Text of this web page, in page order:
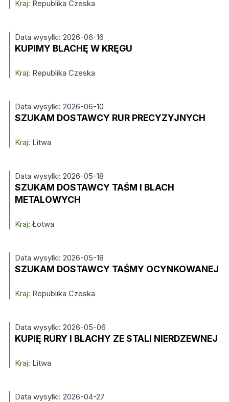
Kraj: Republika Czeska
Data wysylki: 2026-06-16
KUPIMY BLACHĘ W KRĘGU
Kraj: Republika Czeska
Data wysylki: 2026-06-10
SZUKAM DOSTAWCY RUR PRECYZYJNYCH
Kraj: Litwa
Data wysylki: 2026-05-18
SZUKAM DOSTAWCY TAŚM I BLACH
METALOWYCH
Kraj: Łotwa
Data wysylki: 2026-05-18
SZUKAM DOSTAWCY TAŚMY OCYNKOWANEJ
Kraj: Republika Czeska
Data wysylki: 2026-05-06
KUPIĘ RURY I BLACHY ZE STALI NIERDZEWNEJ
Kraj: Litwa
Data wysylki: 2026-04-27